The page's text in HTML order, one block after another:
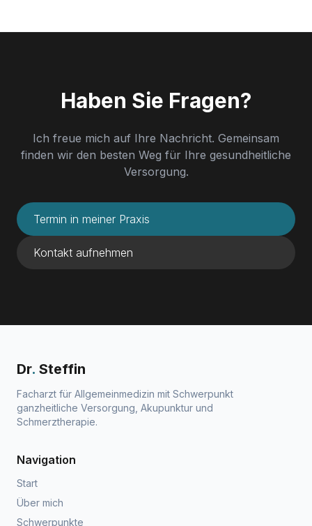
Haben Sie Fragen?
Ich freue mich auf Ihre Nachricht. Gemeinsam
finden wir den besten Weg für Ihre gesundheitliche
Versorgung.
Termin in meiner Praxis
Kontakt aufnehmen
Dr. Steffin
Facharzt für Allgemeinmedizin mit Schwerpunkt
ganzheitliche Versorgung, Akupunktur und
Schmerztherapie.
Navigation
Start
Über mich
Schwerpunkte